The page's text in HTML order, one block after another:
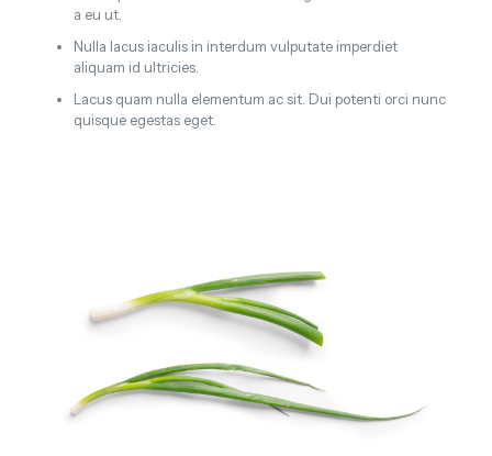
a eu ut.
Nulla lacus iaculis in interdum vulputate imperdiet
aliquam id ultricies.
Lacus quam nulla elementum ac sit. Dui potenti orci nunc
quisque egestas eget.